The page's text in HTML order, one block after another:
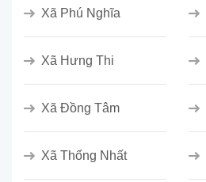
Xã Phú Nghĩa
Xã Hưng Thi
Xã Đồng Tâm
Xã Thống Nhất